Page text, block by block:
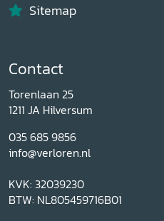
Sitemap
Contact
Torenlaan 25
1211 JA Hilversum
035 685 9856
info@verloren.nl
KVK: 32039230
BTW: NL805459716B01